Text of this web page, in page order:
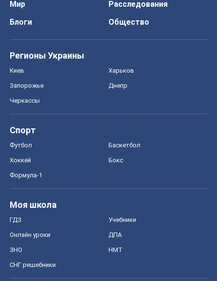
Мир
Расследования
Блоги
Общество
Регионы Украины
Киев Харьков
Запорожье Днепр
Черкассы
Спорт
Футбол Баскетбол
Хоккей Бокс
Формула-1
Моя школа
ГДЗ Учебники
Онлайн уроки ДПА
ЗНО НМТ
СНГ решебники